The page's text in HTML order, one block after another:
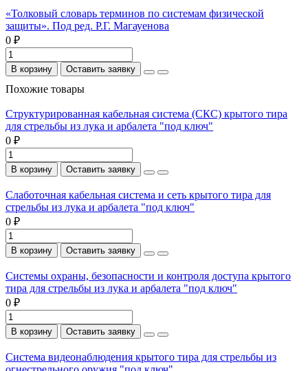
«Толковый словарь терминов по системам физической
защиты». Под ред. Р.Г. Магауенова
0 ₽
В корзину Оставить заявку
Похожие товары
Структурированная кабельная система (СКС) крытого тира
для стрельбы из лука и арбалета "под ключ"
0 ₽
В корзину Оставить заявку
Слаботочная кабельная система и сеть крытого тира для
стрельбы из лука и арбалета "под ключ"
0 ₽
В корзину Оставить заявку
Системы охраны, безопасности и контроля доступа крытого
тира для стрельбы из лука и арбалета "под ключ"
0 ₽
В корзину Оставить заявку
Система видеонаблюдения крытого тира для стрельбы из